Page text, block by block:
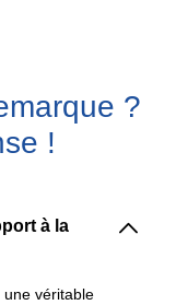
?
!
à la
􀆈
une véritable